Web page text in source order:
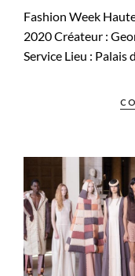
Fashion Week
2020 Créateur :
Service Lieu : Palais